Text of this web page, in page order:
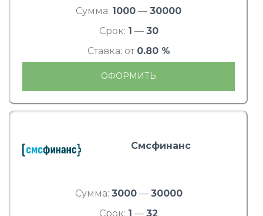
Сумма: 1000 — 30000
Срок: 1 — 30
Ставка: от 0.80 %
ОФОРМИТЬ
Смсфинанс
Сумма: 3000— 30000
Срок: 1 — 32